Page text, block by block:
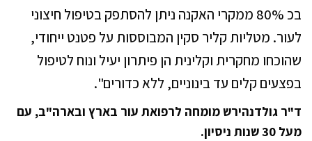
בכ 80% ממקרי האקנה ניתן להסתפק בטיפול חיצוני
לעור. מטליות קליר סקין המבוססות על פטנט ייחודי,
שהוכחו מחקרית וקלינית הן פיתרון יעיל ונוח לטיפול
בפצעים קלים עד בינוניים, ללא כדורים".
ד"ר גולדנהירש מומחה לרפואת עור בארץ ובארה"ב, עם
מעל 30 שנות ניסיון.